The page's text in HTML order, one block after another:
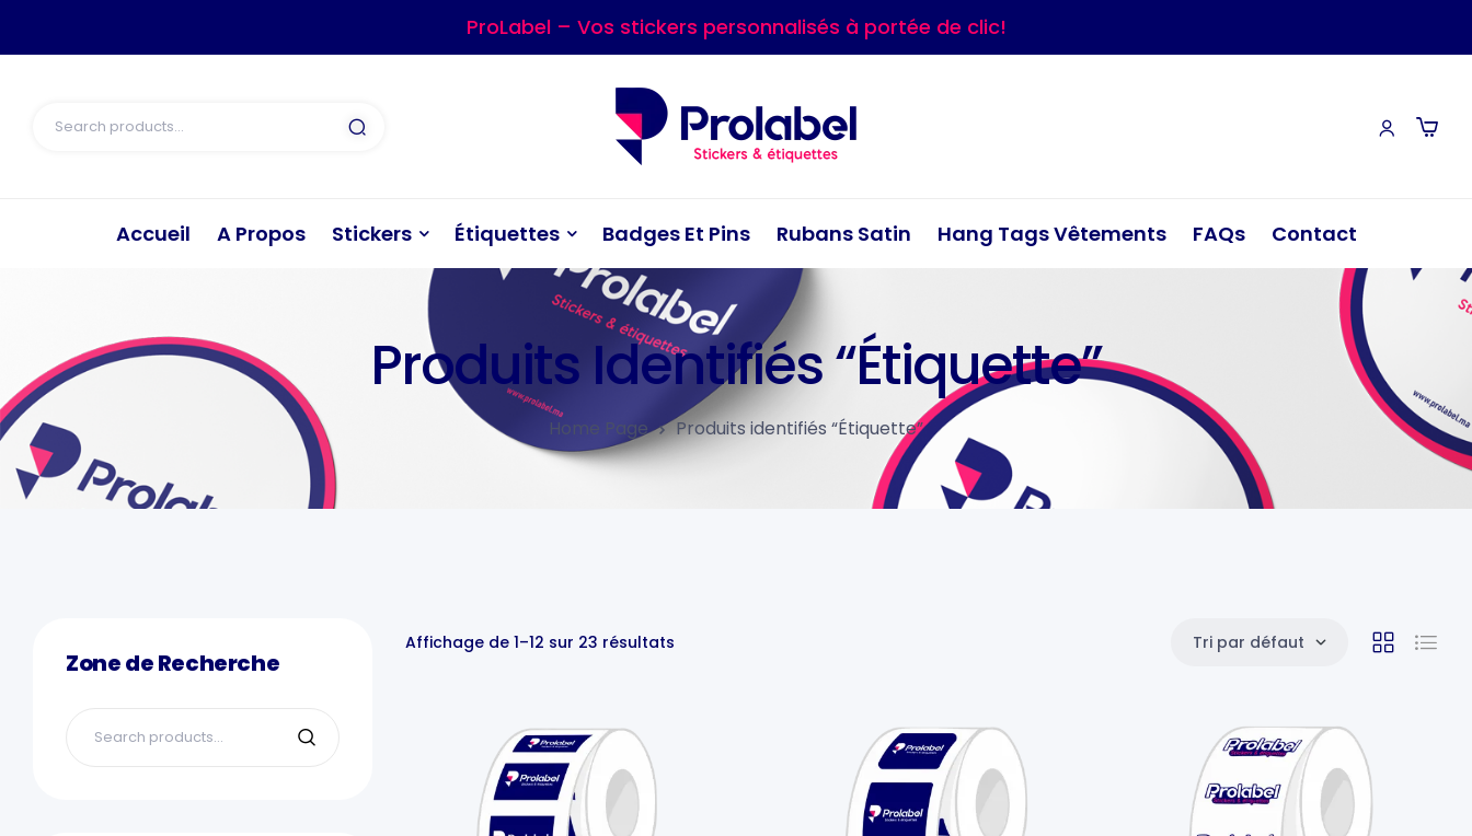
ProLabel – Vos stickers personnalisés à portée de clic!
Accueil A Propos Stickers Étiquettes Badges Et Pins Rubans Satin Hang Tags Vêtements FAQs Contact
Produits Identifiés “Étiquette”
Home Page Produits identifiés “Étiquette”
Affichage de 1–12 sur 23 résultats Tri par défaut
Zone de Recherche